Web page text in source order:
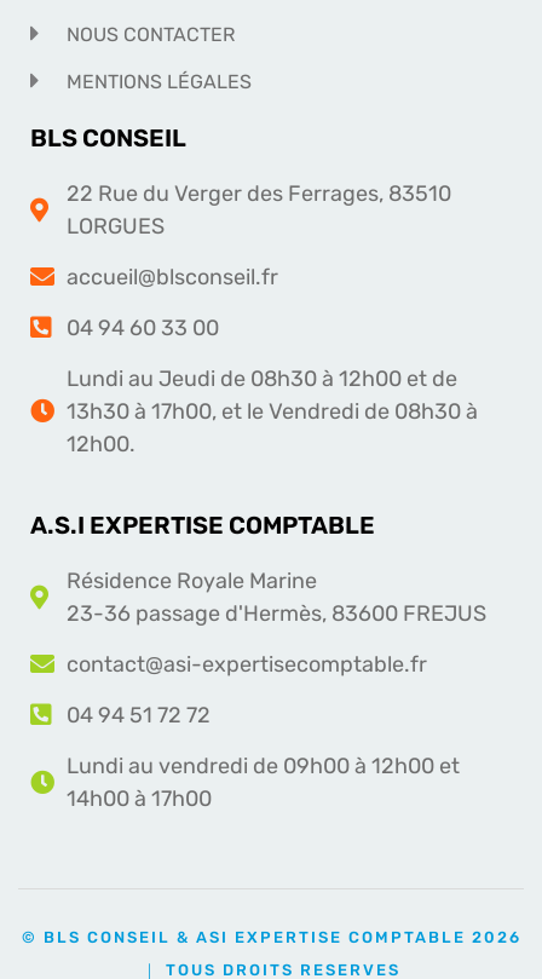
NOUS CONTACTER
MENTIONS LÉGALES
BLS CONSEIL
22 Rue du Verger des Ferrages, 83510
LORGUES
accueil@blsconseil.fr
04 94 60 33 00
Lundi au Jeudi de 08h30 à 12h00 et de
13h30 à 17h00, et le Vendredi de 08h30 à
12h00.
A.S.I EXPERTISE COMPTABLE
Résidence Royale Marine
23-36 passage d'Hermès, 83600 FREJUS
contact@asi-expertisecomptable.fr
04 94 51 72 72
Lundi au vendredi de 09h00 à 12h00 et
14h00 à 17h00
© BLS CONSEIL & ASI EXPERTISE COMPTABLE 2026
｜ TOUS DROITS RESERVES